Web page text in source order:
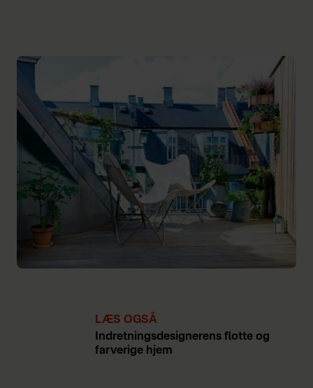
LÆS OGSÅ
Indretningsdesignerens flotte og
farverige hjem